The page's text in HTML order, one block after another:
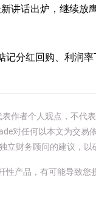
讲话出炉，继续放
记分红回购、利润
表作者个人观点，不代
对任何以本文为交易
立财务顾问的建议，以
性产品，有可能导致您